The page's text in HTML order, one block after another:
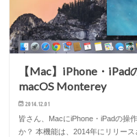
【Mac】iPhone・iPad
macOS Monterey
2014.12.01
皆さん、MacにiPhone・iPadの操
か？ 本機能は、2014年にリリー